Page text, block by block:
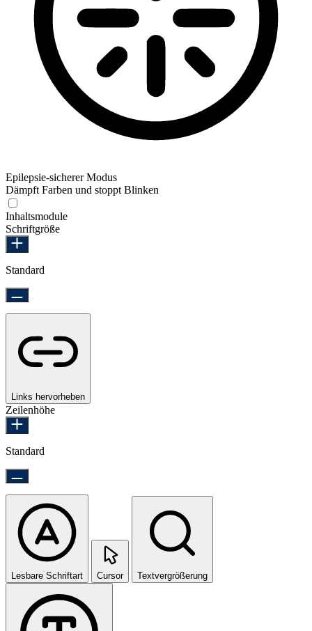
Epilepsie-sicherer Modus
Dämpft Farben und stoppt Blinken
Inhaltsmodule
Schriftgröße
Standard
Links hervorheben
Zeilenhöhe
Standard
Lesbare Schriftart Cursor Textvergrößerung